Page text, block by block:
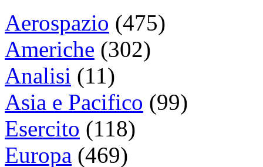
Aerospazio (475)
Americhe (302)
Analisi (11)
Asia e Pacifico (99)
Esercito (118)
Europa (469)